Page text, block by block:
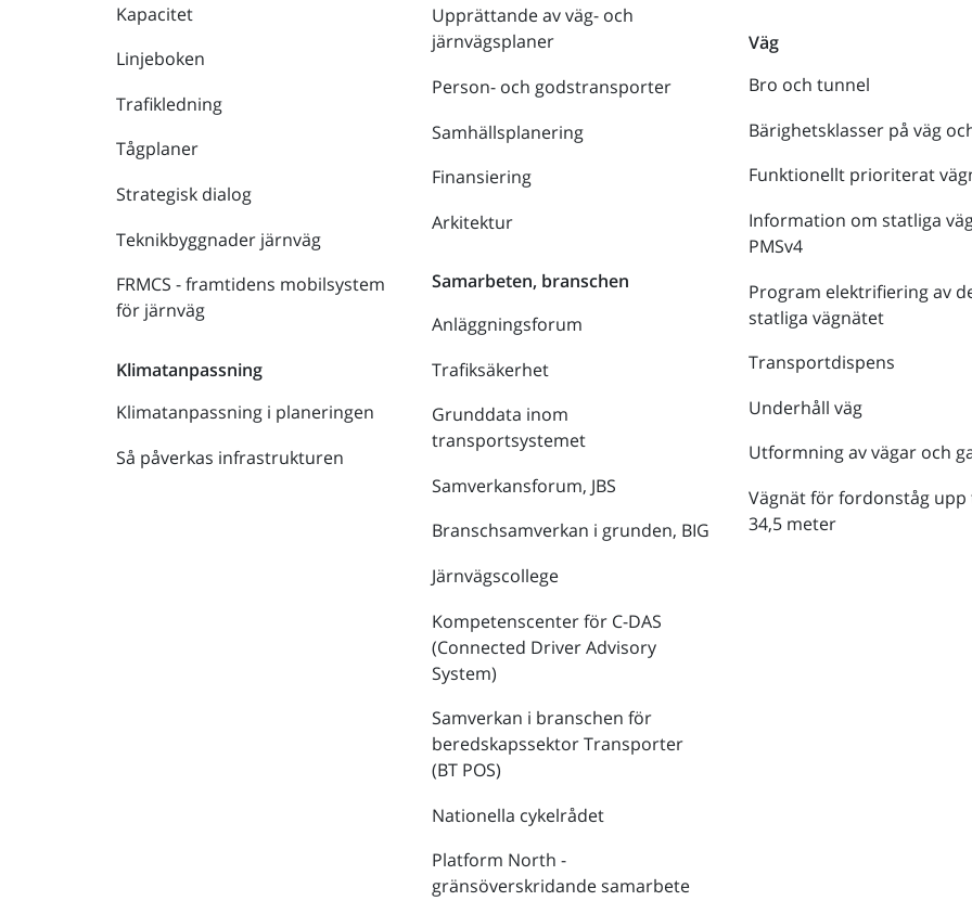
Kapacitet
Linjeboken
Trafikledning
Tågplaner
Strategisk dialog
Teknikbyggnader järnväg
FRMCS - framtidens mobilsystem
för järnväg
Klimatanpassning
Klimatanpassning i planeringen
Så påverkas infrastrukturen
Upprättande av väg- och
järnvägsplaner
Person- och godstransporter
Samhällsplanering
Finansiering
Arkitektur
Samarbeten, branschen
Anläggningsforum
Trafiksäkerhet
Grunddata inom
transportsystemet
Samverkansforum, JBS
Branschsamverkan i grunden, BIG
Järnvägscollege
Kompetenscenter för C-DAS
(Connected Driver Advisory
System)
Samverkan i branschen för
beredskapssektor Transporter
(BT POS)
Nationella cykelrådet
Platform North -
gränsöverskridande samarbete
Väg
Bro och tunnel
Bärighetsklasser på väg
Funktionellt prioriterat
Information om statliga
PMSv4
Program elektrifiering av
statliga vägnätet
Transportdispens
Underhåll väg
Utformning av vägar och
Vägnät för fordonståg upp
34,5 meter